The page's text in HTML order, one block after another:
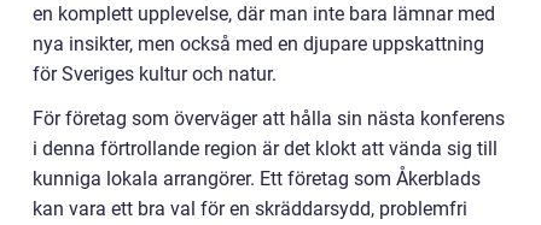
en komplett upplevelse, där man inte bara lämnar med
nya insikter, men också med en djupare uppskattning
för Sveriges kultur och natur.
För företag som överväger att hålla sin nästa konferens
i denna förtrollande region är det klokt att vända sig till
kunniga lokala arrangörer. Ett företag som Åkerblads
kan vara ett bra val för en skräddarsydd, problemfri